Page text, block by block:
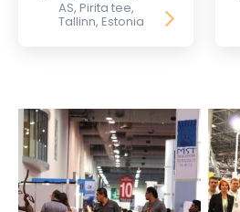
AS, Pirita tee,
Tallinn, Estonia